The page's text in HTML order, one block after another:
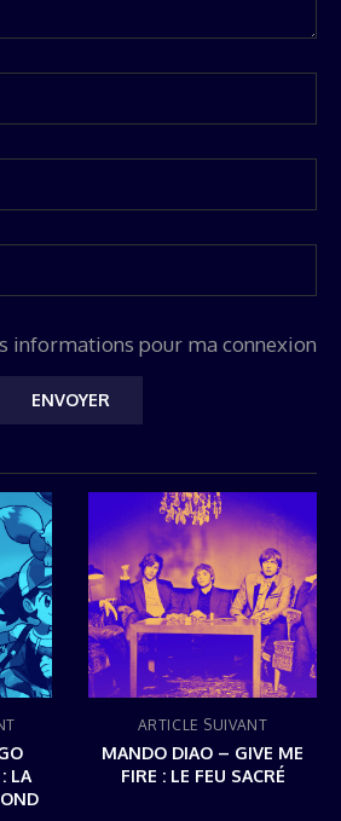
informations pour ma connexion
LA
ARTICLE SUIVANT
MANDO DIAO – GIVE ME
FIRE : LE FEU SACRÉ